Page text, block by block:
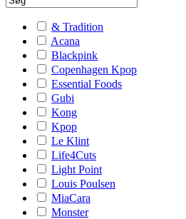
& Tradition
Acana
Blackpink
Copenhagen Kpop
Essential Foods
Gubi
Kong
Kpop
Le Klint
Life4Cuts
Light Point
Louis Poulsen
MiaCara
Monster